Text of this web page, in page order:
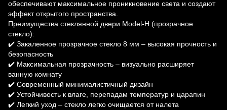
обеспечивают максимальное проникновение света и создают
эффект открытого пространства.
Преимущества стеклянной двери Model-H (прозрачное
стекло):
✔️ Закаленное прозрачное стекло 8 мм – высокая прочность и
безопасность
✔️ Максимальная прозрачность – визуально расширяет
ванную комнату
✔️ Современный минималистичный дизайн
✔️ Устойчивость к влаге, перепадам температур и царапин
✔️ Легкий уход – стекло легко очищается от налета